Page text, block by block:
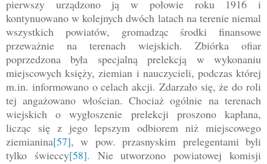
pierwszy urządzono ją w połowie roku 1916 i
kontynuowano w kolejnych dwóch latach na terenie niemal
wszystkich powiatów, gromadząc środki finansowe
przeważnie na terenach wiejskich. Zbiórka ofiar
poprzedzona była specjalną prelekcją w wykonaniu
miejscowych księży, ziemian i nauczycieli, podczas której
m.in. informowano o celach akcji. Zdarzało się, że do roli
tej angażowano włościan. Chociaż ogólnie na terenach
wiejskich o wygłoszenie prelekcji proszono kapłana,
licząc się z jego lepszym odbiorem niż miejscowego
ziemianina[57], w pow. przasnyskim prelegentami byli
tylko świeccy[58]. Nie utworzono powiatowej komisji